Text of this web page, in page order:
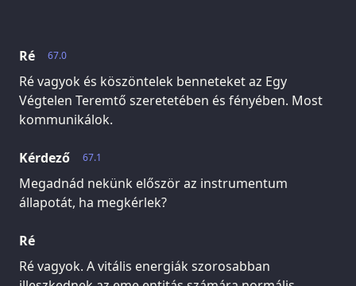
67.0
Ré
Ré vagyok és köszöntelek benneteket az Egy
Végtelen Teremtő szeretetében és fényében. Most
kommunikálok.
67.1
Kérdező
Megadnád nekünk először az instrumentum
állapotát, ha megkérlek?
Ré
Ré vagyok. A vitális energiák szorosabban